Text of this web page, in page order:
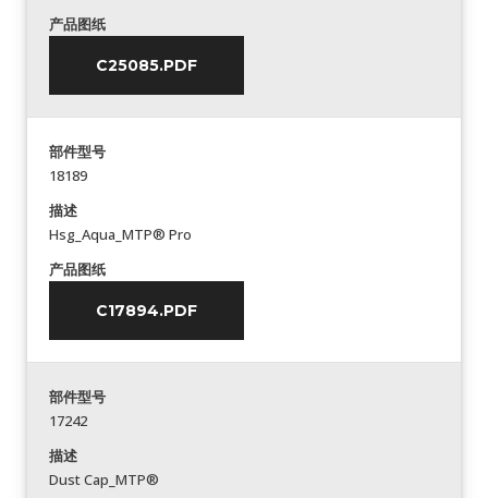
产品图纸
C25085.PDF
部件型号
18189
描述
Hsg_Aqua_MTP® Pro
产品图纸
C17894.PDF
部件型号
17242
描述
Dust Cap_MTP®